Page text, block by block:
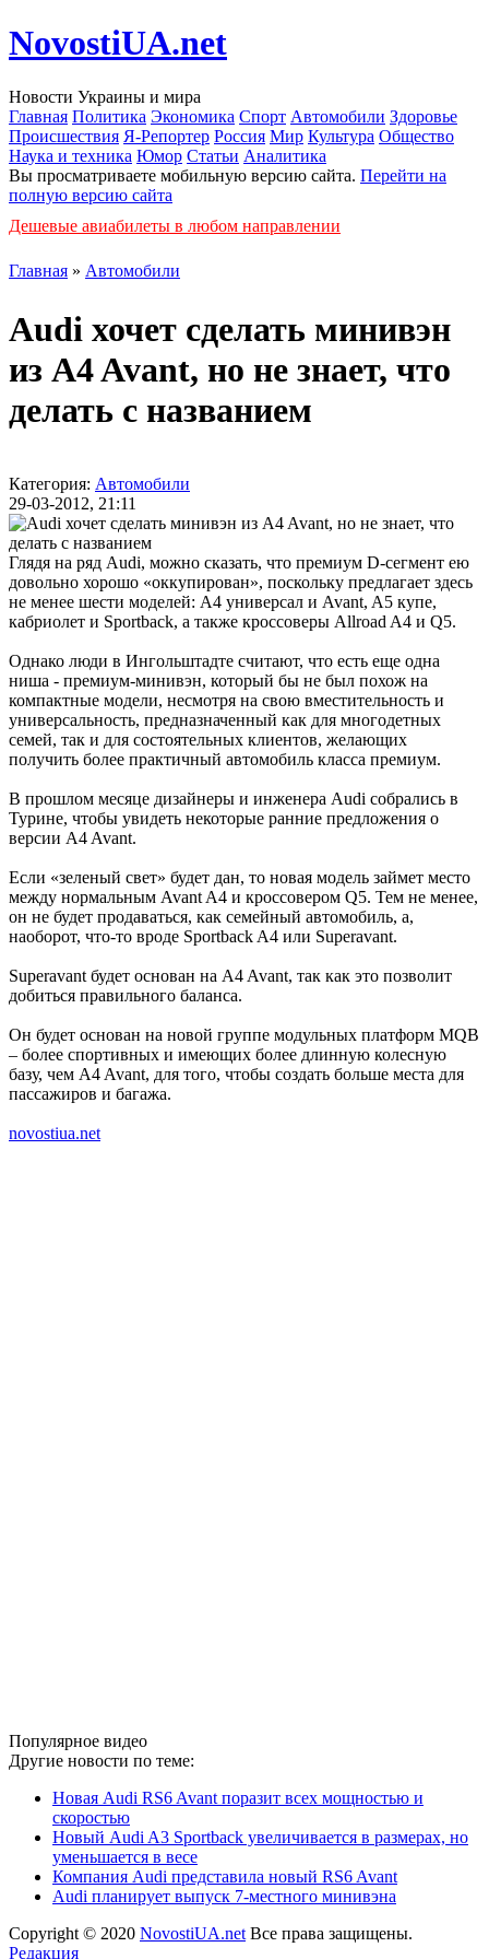
NovostiUA.net
Новости Украины и мира
Главная Политика Экономика Спорт Автомобили Здоровье
Происшествия Я-Репортер Россия Мир Культура Общество
Наука и техника Юмор Статьи Аналитика
Вы просматриваете мобильную версию сайта. Перейти на
полную версию сайта
Дешевые авиабилеты в любом направлении
Главная » Автомобили
Audi хочет сделать минивэн
из A4 Avant, но не знает, что
делать с названием
Категория: Автомобили
29-03-2012, 21:11
Глядя на ряд Audi, можно сказать, что премиум D-сегмент ею
довольно хорошо «оккупирован», поскольку предлагает здесь
не менее шести моделей: A4 универсал и Avant, A5 купе,
кабриолет и Sportback, а также кроссоверы Allroad A4 и Q5.
Однако люди в Ингольштадте считают, что есть еще одна
ниша - премиум-минивэн, который бы не был похож на
компактные модели, несмотря на свою вместительность и
универсальность, предназначенный как для многодетных
семей, так и для состоятельных клиентов, желающих
получить более практичный автомобиль класса премиум.
В прошлом месяце дизайнеры и инженера Audi собрались в
Турине, чтобы увидеть некоторые ранние предложения о
версии A4 Avant.
Если «зеленый свет» будет дан, то новая модель займет место
между нормальным Avant A4 и кроссовером Q5. Тем не менее,
он не будет продаваться, как семейный автомобиль, а,
наоборот, что-то вроде Sportback A4 или Superavant.
Superavant будет основан на A4 Avant, так как это позволит
добиться правильного баланса.
Он будет основан на новой группе модульных платформ MQB
– более спортивных и имеющих более длинную колесную
базу, чем A4 Avant, для того, чтобы создать больше места для
пассажиров и багажа.
novostiua.net
Популярное видео
Другие новости по теме:
Новая Audi RS6 Avant поразит всех мощностью и
скоростью
Новый Audi A3 Sportback увеличивается в размерах, но
уменьшается в весе
Компания Audi представила новый RS6 Avant
Audi планирует выпуск 7-местного минивэна
Copyright © 2020 NovostiUA.net Все права защищены.
Редакция